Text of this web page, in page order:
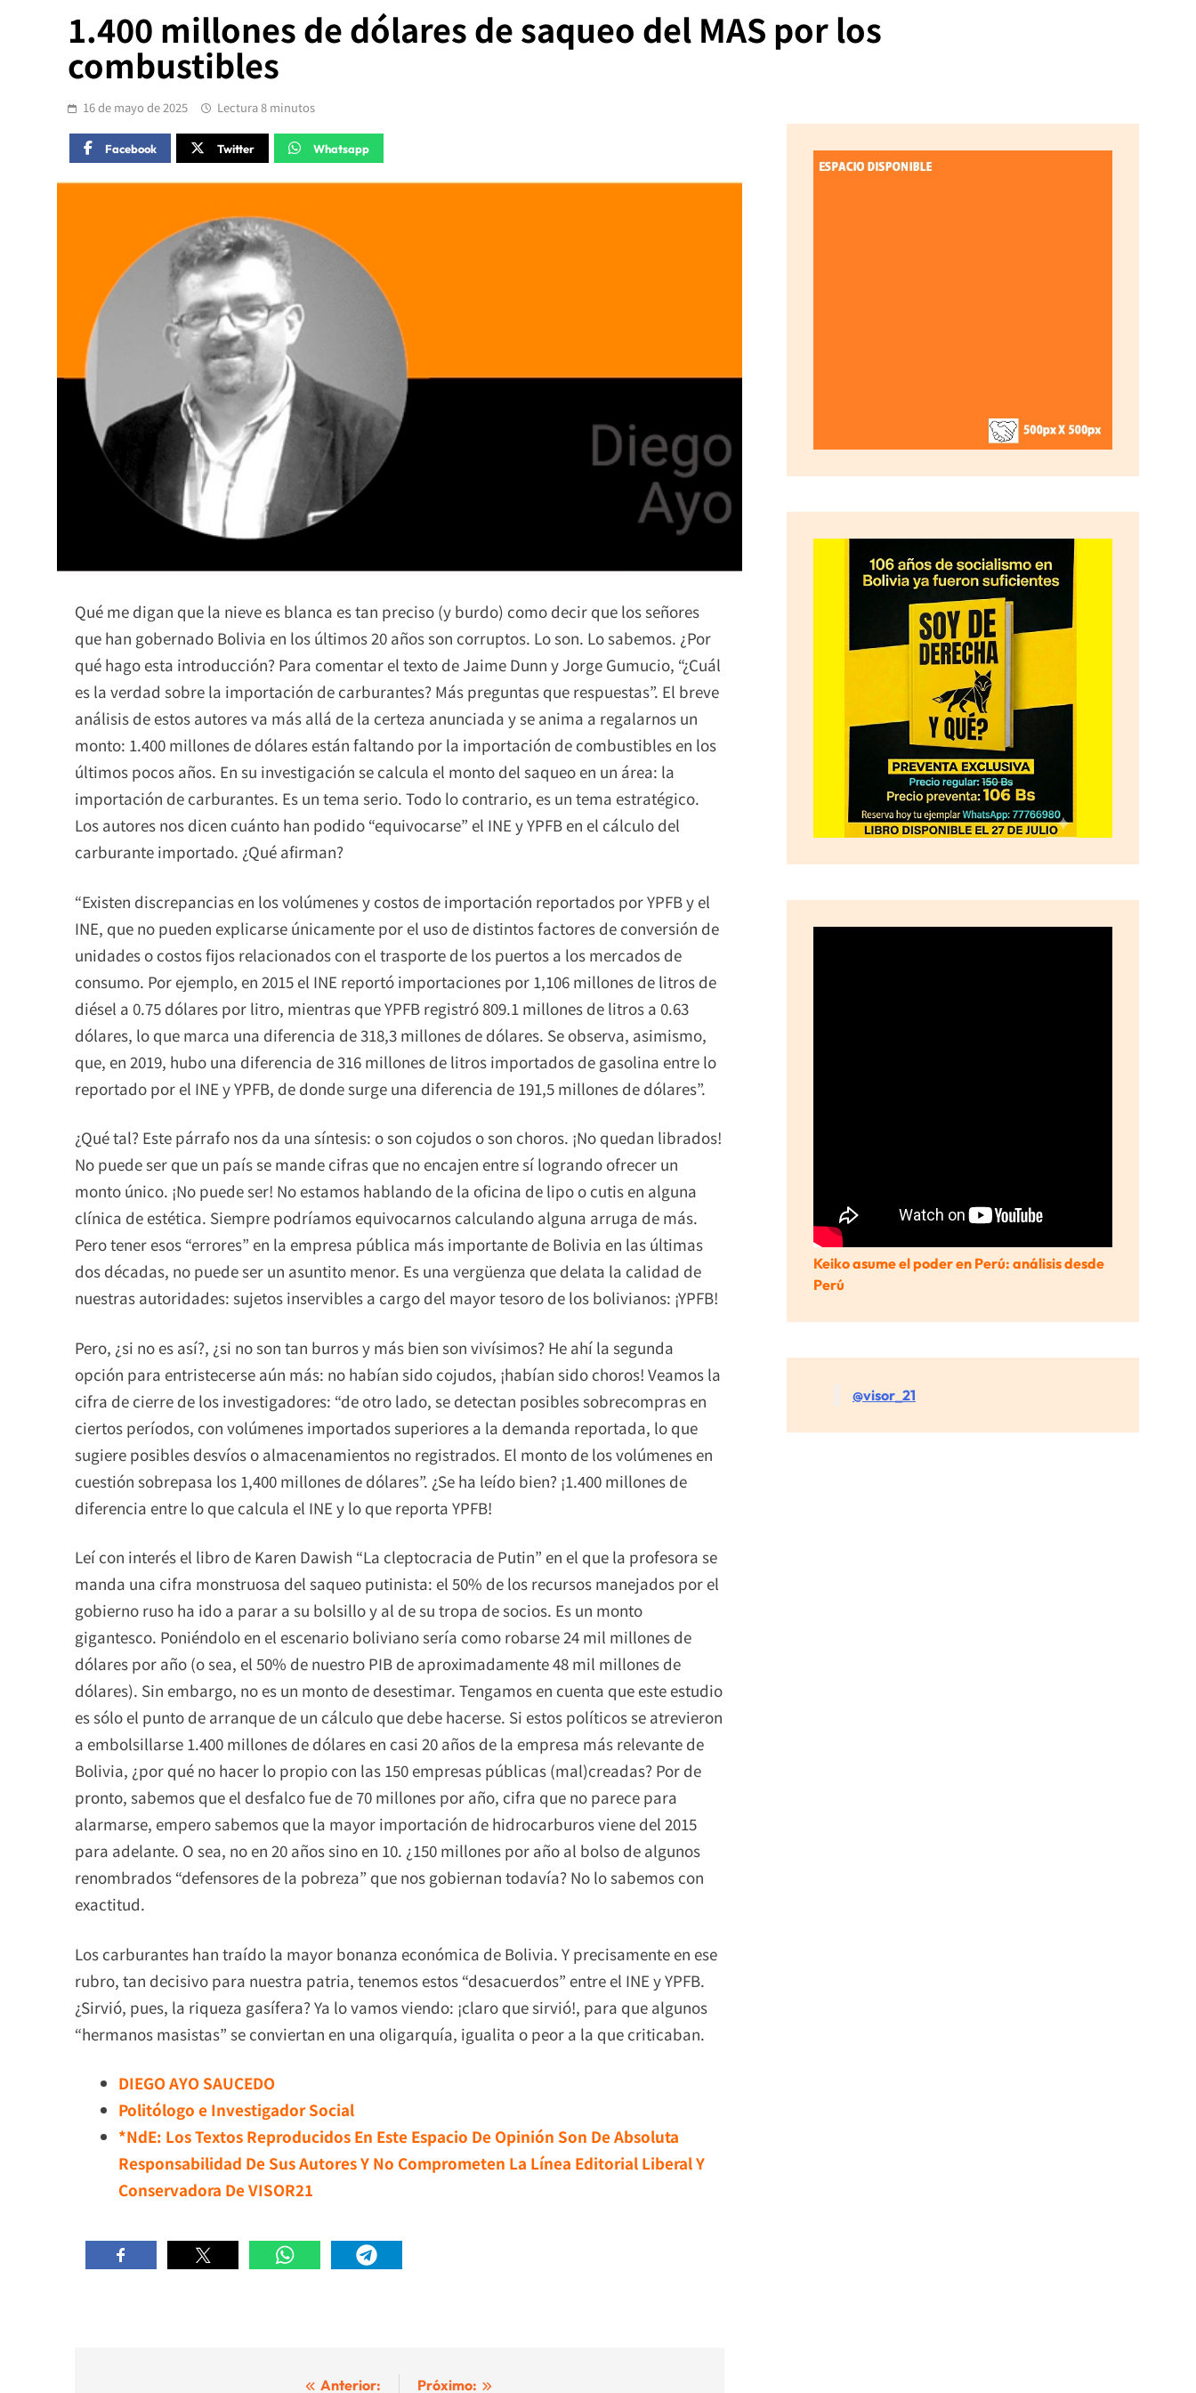
1.400 millones de dólares de saqueo del MAS por los
combustibles
16 de mayo de 2025 Lectura 8 minutos
Facebook Twitter Whatsapp
Qué me digan que la nieve es blanca es tan preciso (y burdo) como decir que los señores
que han gobernado Bolivia en los últimos 20 años son corruptos. Lo son. Lo sabemos. ¿Por
qué hago esta introducción? Para comentar el texto de Jaime Dunn y Jorge Gumucio, “¿Cuál
es la verdad sobre la importación de carburantes? Más preguntas que respuestas”. El breve
análisis de estos autores va más allá de la certeza anunciada y se anima a regalarnos un
monto: 1.400 millones de dólares están faltando por la importación de combustibles en los
últimos pocos años. En su investigación se calcula el monto del saqueo en un área: la
importación de carburantes. Es un tema serio. Todo lo contrario, es un tema estratégico.
Los autores nos dicen cuánto han podido “equivocarse” el INE y YPFB en el cálculo del
carburante importado. ¿Qué afirman?
“Existen discrepancias en los volúmenes y costos de importación reportados por YPFB y el
INE, que no pueden explicarse únicamente por el uso de distintos factores de conversión de
unidades o costos fijos relacionados con el trasporte de los puertos a los mercados de
consumo. Por ejemplo, en 2015 el INE reportó importaciones por 1,106 millones de litros de
diésel a 0.75 dólares por litro, mientras que YPFB registró 809.1 millones de litros a 0.63
dólares, lo que marca una diferencia de 318,3 millones de dólares. Se observa, asimismo,
que, en 2019, hubo una diferencia de 316 millones de litros importados de gasolina entre lo
reportado por el INE y YPFB, de donde surge una diferencia de 191,5 millones de dólares”.
¿Qué tal? Este párrafo nos da una síntesis: o son cojudos o son choros. ¡No quedan librados!
No puede ser que un país se mande cifras que no encajen entre sí logrando ofrecer un
monto único. ¡No puede ser! No estamos hablando de la oficina de lipo o cutis en alguna
clínica de estética. Siempre podríamos equivocarnos calculando alguna arruga de más.
Pero tener esos “errores” en la empresa pública más importante de Bolivia en las últimas
dos décadas, no puede ser un asuntito menor. Es una vergüenza que delata la calidad de
nuestras autoridades: sujetos inservibles a cargo del mayor tesoro de los bolivianos: ¡YPFB!
Pero, ¿si no es así?, ¿si no son tan burros y más bien son vivísimos? He ahí la segunda
opción para entristecerse aún más: no habían sido cojudos, ¡habían sido choros! Veamos la
cifra de cierre de los investigadores: “de otro lado, se detectan posibles sobrecompras en
ciertos períodos, con volúmenes importados superiores a la demanda reportada, lo que
sugiere posibles desvíos o almacenamientos no registrados. El monto de los volúmenes en
cuestión sobrepasa los 1,400 millones de dólares”. ¿Se ha leído bien? ¡1.400 millones de
diferencia entre lo que calcula el INE y lo que reporta YPFB!
Leí con interés el libro de Karen Dawish “La cleptocracia de Putin” en el que la profesora se
manda una cifra monstruosa del saqueo putinista: el 50% de los recursos manejados por el
gobierno ruso ha ido a parar a su bolsillo y al de su tropa de socios. Es un monto
gigantesco. Poniéndolo en el escenario boliviano sería como robarse 24 mil millones de
dólares por año (o sea, el 50% de nuestro PIB de aproximadamente 48 mil millones de
dólares). Sin embargo, no es un monto de desestimar. Tengamos en cuenta que este estudio
es sólo el punto de arranque de un cálculo que debe hacerse. Si estos políticos se atrevieron
a embolsillarse 1.400 millones de dólares en casi 20 años de la empresa más relevante de
Bolivia, ¿por qué no hacer lo propio con las 150 empresas públicas (mal)creadas? Por de
pronto, sabemos que el desfalco fue de 70 millones por año, cifra que no parece para
alarmarse, empero sabemos que la mayor importación de hidrocarburos viene del 2015
para adelante. O sea, no en 20 años sino en 10. ¿150 millones por año al bolso de algunos
renombrados “defensores de la pobreza” que nos gobiernan todavía? No lo sabemos con
exactitud.
Los carburantes han traído la mayor bonanza económica de Bolivia. Y precisamente en ese
rubro, tan decisivo para nuestra patria, tenemos estos “desacuerdos” entre el INE y YPFB.
¿Sirvió, pues, la riqueza gasífera? Ya lo vamos viendo: ¡claro que sirvió!, para que algunos
“hermanos masistas” se conviertan en una oligarquía, igualita o peor a la que criticaban.
DIEGO AYO SAUCEDO
Politólogo e Investigador Social
*NdE: Los Textos Reproducidos En Este Espacio De Opinión Son De Absoluta
Responsabilidad De Sus Autores Y No Comprometen La Línea Editorial Liberal Y
Conservadora De VISOR21
Anterior: Próximo:
Keiko asume el poder en Perú: análisis desde
Perú
@visor_21